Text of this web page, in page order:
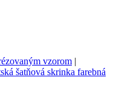
vzorom |
šatňová skrinka farebná